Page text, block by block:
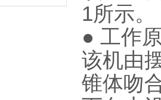
1所示。
● 工作
该机由
锥体吻